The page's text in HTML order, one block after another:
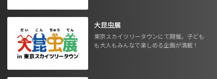
大昆虫展
東京スカイツリータウンにて開催。子ども
も大人もみんなで楽しめる企画が満載！